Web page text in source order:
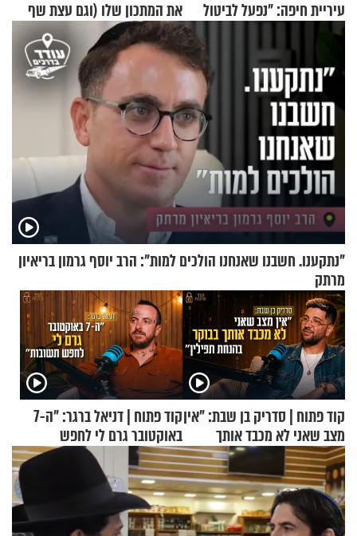
עיריית חיפה: ״נפעל לביטול
ברית הערים התאומות״
את המתכון שלו (וגם עצת שף
להגשת הרוטב)
"נתקענו. חשבנו שאנחנו הולכים למות": הרב יוסף גרמון בריאיון
מרתק
קוד פתוח | סדריק בן שבת: "אין
מצב שאני לא מכבד אותך
בבוקר בהנחת תפילין"
קוד פתוח | דניאל ברגר: "ה-7
באוקטובר גרם לי לחפש
תשובות"